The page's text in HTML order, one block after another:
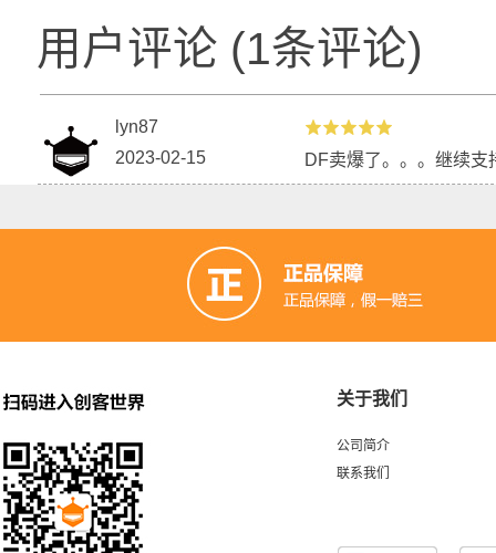
用户评论 (1条评论)
lyn87
2023-02-15
DF卖爆了。。。继续支
关于我们
公司简介
联系我们